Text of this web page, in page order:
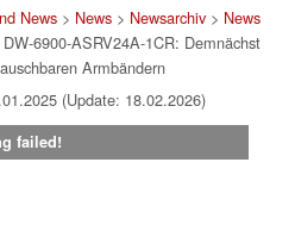
News> News> Newsarchiv> News
6900-ASRV24A-1CR: Demnächst
Armbändern
(Update: 18.02.2026)
failed!